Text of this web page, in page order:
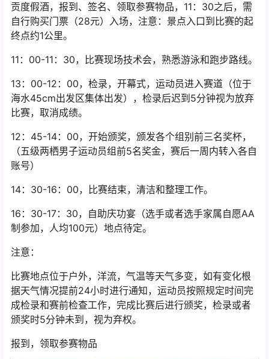
贡度假酒，报到、签名、领取参赛物品，11：30之后，需
自行购买门票（28元）入场，注意：景点入口到比赛的起
终点约1公里。
11：00-11：30，比赛现场技术会，熟悉游泳和跑步路线。
13：00-12：00，检录，开幕式，运动员进入赛道（位于
海水45cm出发区集体出发），检录后迟到5分钟视为放弃
比赛，取消成绩。
12：45-14：00，开始颁奖，颁发各个组别前三名奖杯，
（五级两栖男子运动员组前5名奖金，赛后一周内转入各自
账号）
14：30-16：00，比赛结束，清洁和整理工作。
16：30-17：30，自助庆功宴（选手或者选手家属自愿AA
制参加，人均100元）地点待定。
注意：
比赛地点位于户外，洋流，气温等天气多变，如有变化根
据天气情况提前24小时进行通知，运动员按照规定时间完
成检录和赛前检查工作，完成比赛后进行颁奖，检录或者
颁奖时5分钟未到，视为弃权。
报到，领取参赛物品